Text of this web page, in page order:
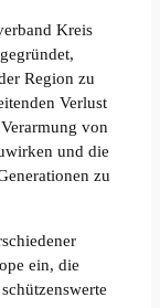
Kreis
Region zu
Verlust
von
und die
zu
ein, die